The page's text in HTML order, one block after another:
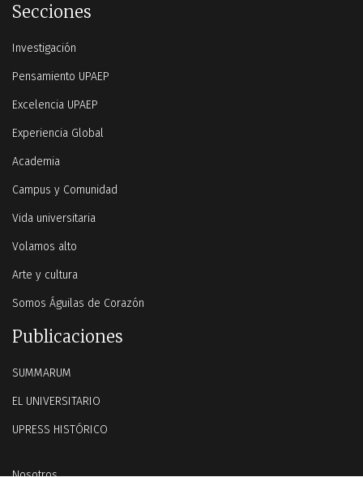
Secciones
Investigación
Pensamiento UPAEP
Excelencia UPAEP
Experiencia Global
Academia
Campus y Comunidad
Vida universitaria
Volamos alto
Arte y cultura
Somos Águilas de Corazón
Publicaciones
SUMMARUM
EL UNIVERSITARIO
UPRESS HISTÓRICO